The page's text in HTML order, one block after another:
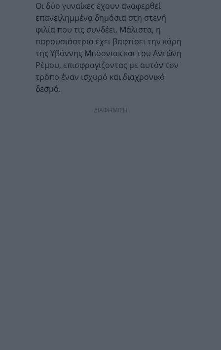
Οι δύο γυναίκες έχουν αναφερθεί
επανειλημμένα δημόσια στη στενή
φιλία που τις συνδέει. Μάλιστα, η
παρουσιάστρια έχει βαφτίσει την κόρη
της Υβόννης Μπόσνιακ και του Αντώνη
Ρέμου, επισφραγίζοντας με αυτόν τον
τρόπο έναν ισχυρό και διαχρονικό
δεσμό.
ΔΙΑΦΗΜΙΣΗ